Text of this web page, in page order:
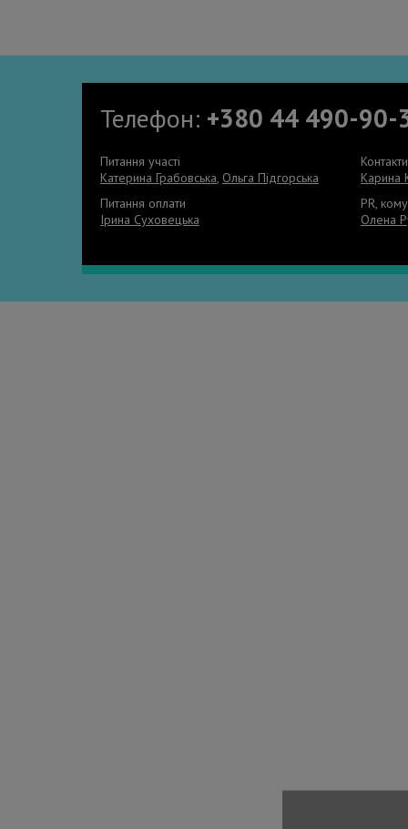
Телефон: +380 44 490-90-
Питання участі
Катерина Грабовська Ольга Підгорська
Карина
Питання оплати
Ірина Суховецька
PR,
Олена